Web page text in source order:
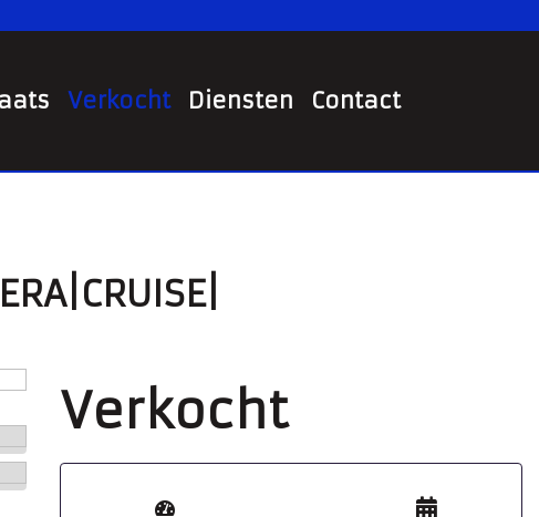
Verkocht Diensten Contact
Verkocht